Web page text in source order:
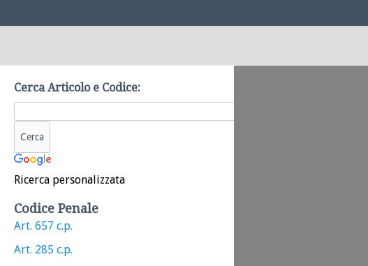
Cerca Articolo e Codice:
Ricerca personalizzata
Codice Penale
Art. 657 c.p.
Art. 285 c.p.